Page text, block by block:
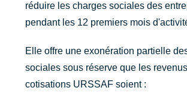
réduire les charges sociales des
pendant les 12 premiers mois
Elle offre une exonération partielle
sociales sous réserve que les
cotisations URSSAF soient :